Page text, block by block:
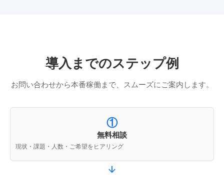
導入までのステップ例
お問い合わせから本番稼働まで、スムーズにご案内します。
①
無料相談
現状・課題・人数・ご希望をヒアリング